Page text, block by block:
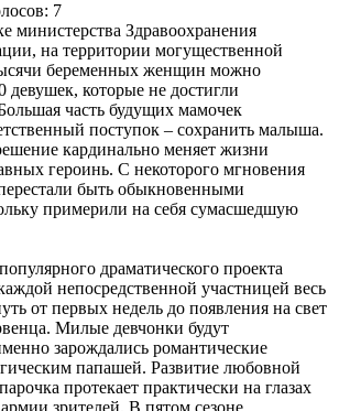
7
министерства Здравоохранения
на территории могущественной
беременных женщин можно
девушек, которые не достигли
часть будущих мамочек
поступок – сохранить малыша.
кардинально меняет жизни
героинь. С некоторого мгновения
быть обыкновенными
примерили на себя сумасшедшую
драматического проекта
непосредственной участницей весь
от первых недель до появления на свет
Милые девчонки будут
зарождались романтические
папашей. Развитие любовной
протекает практически на глазах